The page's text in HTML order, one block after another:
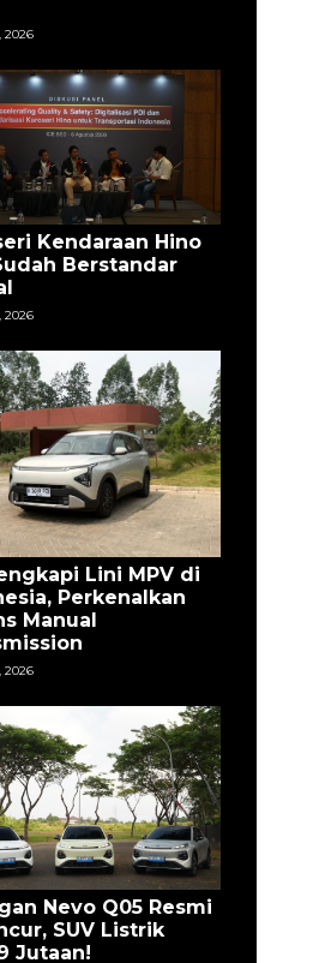
2026
Kendaraan Hino
Berstandar
2026
Lini MPV di
Perkenalkan
Manual
2026
Nevo Q05 Resmi
SUV Listrik
Jutaan!